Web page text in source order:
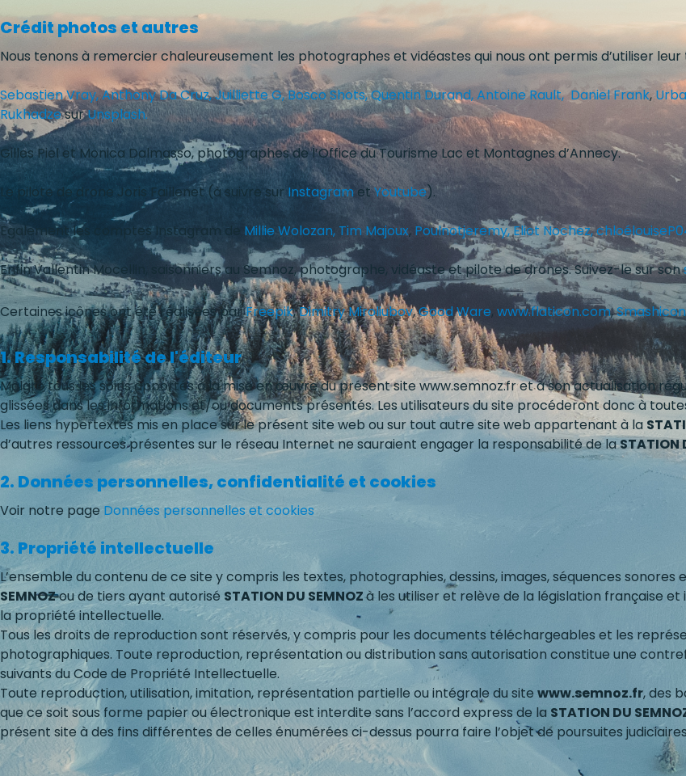
Crédit photos et autres
Nous tenons à remercier chaleureusement les photographes et vidéastes qui nous ont permis d’utiliser leur
Sebastien Vray,Anthony Da Cruz,Juilliette G,Bosco Shots,Quentin Durand,Antoine Rault,Daniel Frank,
RukhadzesurUnsplash.
Gilles Piel et Monica Dalmasso, photographes de l’Office du Tourisme Lac et Montagnes d’Annecy.
Le pilote de drone Joris Faillenet (à suivre sur Instagram etYoutube).
Egalement les comptes Instagram de Millie Wolozan, Tim Majoux, Poulnotjeremy,Eliot Nochez,
Enfin Vallentin Mocellin, saisonniers au Semnoz, photographe, vidéaste et pilote de drones. Suivez-le sur son
Certaines icônes ont été réalisées parFreepik,Dimitry Miroliubov,Good Ware, www.flaticon.com,
1. Responsabilité de l'éditeur
Malgré tous les soins apportés à la mise en œuvre du présent site www.semnoz.fr et à son actualisation
glissées dans les informations et/ou documents présentés. Les utilisateurs du site procéderont donc à
Les liens hypertextes mis en place sur le présent site web ou sur tout autre site web appartenant à la
d’autres ressources présentes sur le réseau Internet ne sauraient engager la responsabilité de laSTATION
2. Données personnelles, confidentialité et cookies
Voir notre page Données personnelles et cookies
3. Propriété intellectuelle
L’ensemble du contenu de ce site y compris les textes, photographies, dessins, images, séquences
SEMNOZou de tiers ayant autorisé STATION DU SEMNOZà les utiliser et relève de la législation française
la propriété intellectuelle.
Tous les droits de reproduction sont réservés, y compris pour les documents téléchargeables et les
photographiques. Toute reproduction, représentation ou distribution sans autorisation constitue une
suivants du Code de Propriété Intellectuelle.
Toute reproduction, utilisation, imitation, représentation partielle ou intégrale du site www.semnoz.fr, des
que ce soit sous forme papier ou électronique est interdite sans l’accord express de la STATION DU
présent site à des fins différentes de celles énumérées ci-dessus pourra faire l’objet de poursuites